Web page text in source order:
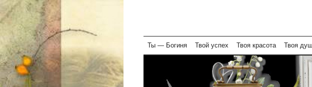
Skip
content
Ты — Богиня Твой успех Твоя красота Твоя